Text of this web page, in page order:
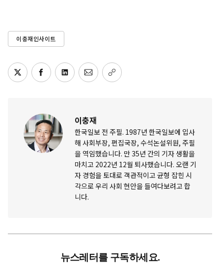
이충재인사이트
이충재
한국일보 전 주필. 1987년 한국일보에 입사
해 사회부장, 편집국장, 수석논설위원, 주필
을 역임했습니다. 만 35년 간의 기자 생활을
마치고 2022년 12월 퇴사했습니다. 오랜 기
자 경험을 토대로 객관적이고 균형 잡힌 시
각으로 우리 사회 현안을 들여다보려고 합
니다.
뉴스레터를 구독하세요.